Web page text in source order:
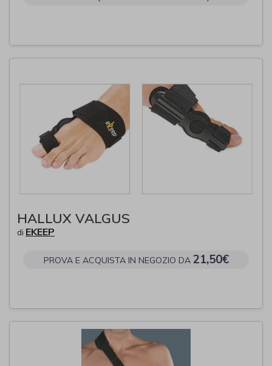
HALLUX VALGUS
di EKEEP
PROVA E ACQUISTA IN NEGOZIO DA 21,50€